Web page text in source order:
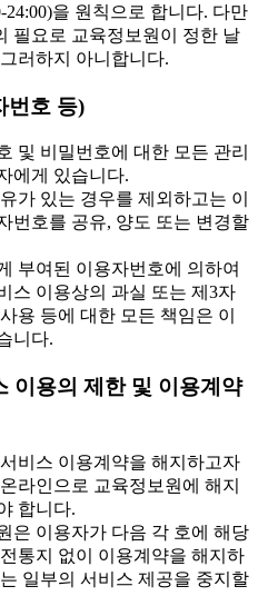
24:00)을 원칙으로 합니다. 다만
필요로 교육정보원이 정한 날
러하지 아니합니다.
번호 등)
및 비밀번호에 대한 모든 관리
에게 있습니다.
가 있는 경우를 제외하고는 이
번호를 공유, 양도 또는 변경할
부여된 이용자번호에 의하여
스 이용상의 과실 또는 제3자
용 등에 대한 모든 책임은 이
니다.
이용의 제한 및 이용계약
비스 이용계약을 해지하고자
라인으로 교육정보원에 해지
합니다.
은 이용자가 다음 각 호에 해당
통지 없이 이용계약을 해지하
일부의 서비스 제공을 중지할